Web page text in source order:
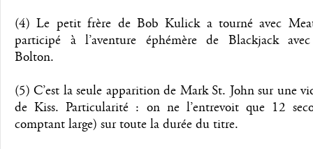
(4) Le petit frère de Bob Kulick a tourné avec
participé à l’aventure éphémère de Blackjack
Bolton.
(5) C’est la seule apparition de Mark St. John sur une
de Kiss. Particularité : on ne l’entrevoit que 12
comptant large) sur toute la durée du titre.